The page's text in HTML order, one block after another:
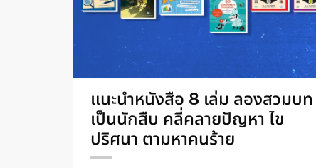
แนะนำหนังสือ 8 เล่ม ลองสวมบท
เป็นนักสืบ คลี่คลายปัญหา ไข
ปริศนา ตามหาคนร้าย